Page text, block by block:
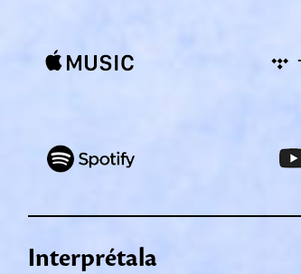
Interprétala